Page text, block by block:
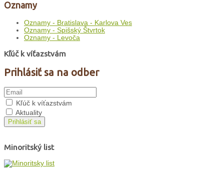
Oznamy
Oznamy - Bratislava - Karlova Ves
Oznamy - Spišský Štvrtok
Oznamy - Levoča
Kľúč k víťazstvám
Prihlásiť sa na odber
Kľúč k víťazstvám
Aktuality
Prihlásiť sa
Minoritský list